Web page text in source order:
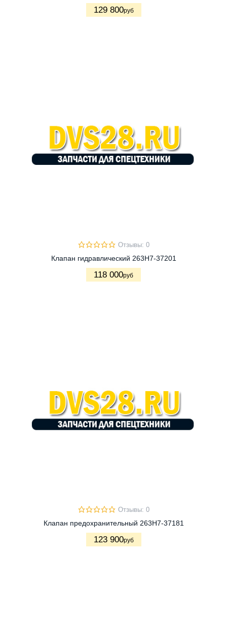
129 800руб
Отзывы: 0
Клапан гидравлический 263H7-37201
118 000руб
Отзывы: 0
Клапан предохранительный 263H7-37181
123 900руб